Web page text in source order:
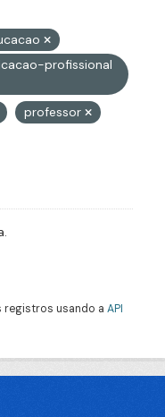
profissional
professor
registros usando a API